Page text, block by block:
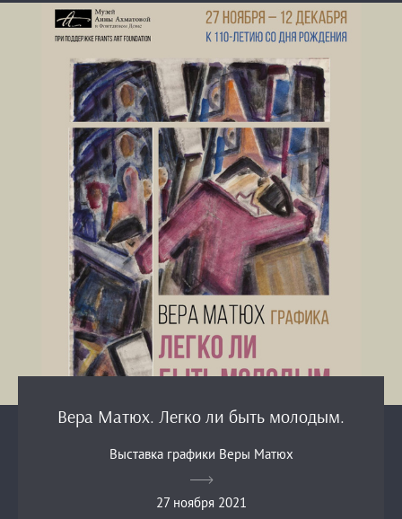
Вера Матюх. Легко ли быть молодым.
Выставка графики Веры Матюх
27 ноября 2021